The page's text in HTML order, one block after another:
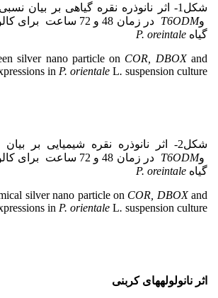
شکل1- اثر نانوذره نقره گیاهی بر بیان نسبی ژن­های
وT6ODM
در زمان 48 و 72
گیاه P. oreintale
silver nano particle on COR, DBOXand
in P. orientale L. suspension culture.
شکل2- اثر نانوذره نقره شیمیایی بر بیان ژن­های
وT6ODM
در زمان 48 و 72
گیاه P. oreintale
silver nano particle on COR, DBOXand
in P. orientale L. suspension culture.
اثر نانولوله­های کربنی